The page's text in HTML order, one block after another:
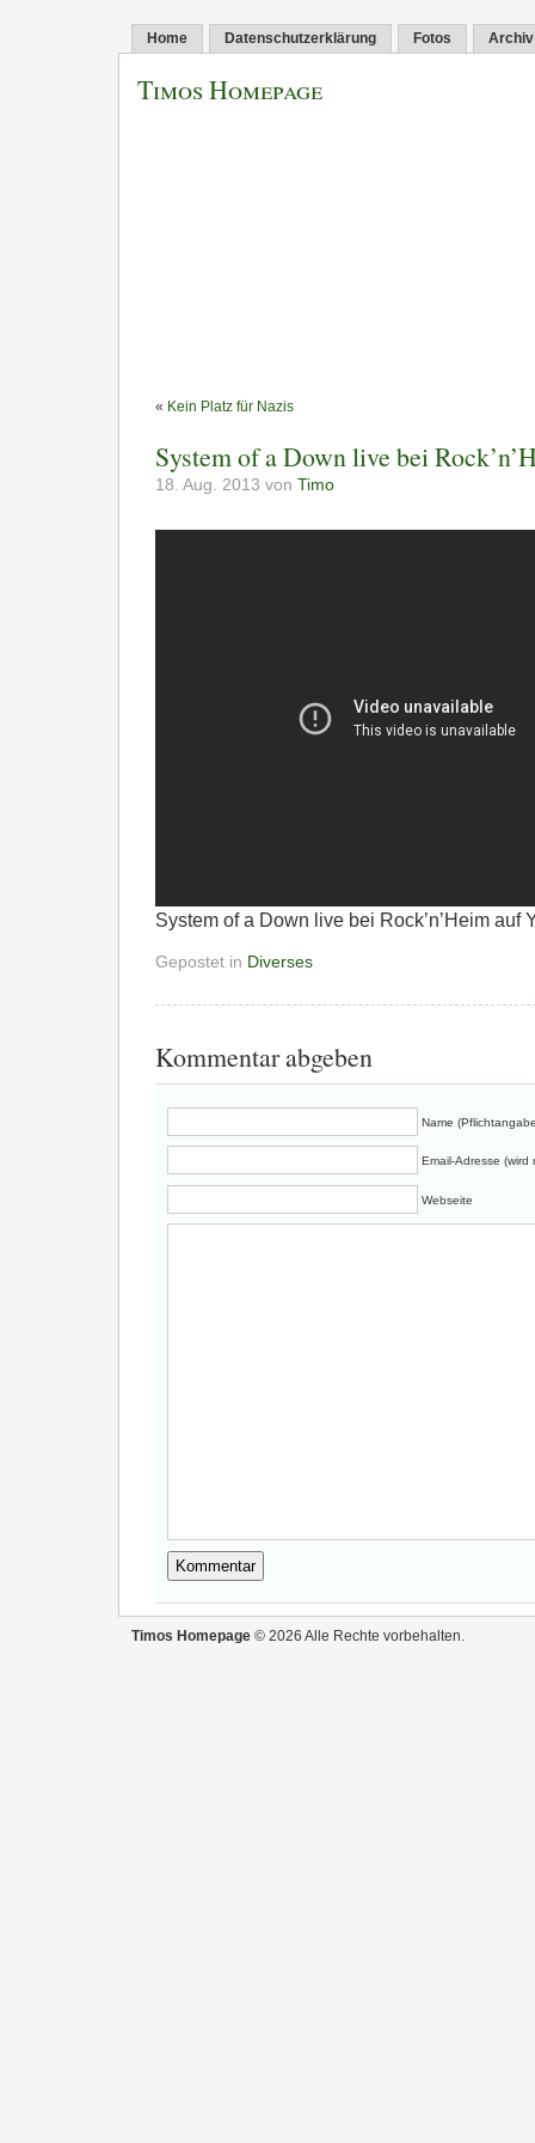
Home Datenschutzerklärung Fotos Archiv
Timos Homepage
« Kein Platz für Nazis
System of a Down live bei
18. Aug. 2013 von Timo
System of a Down live bei Rock’n’Heim auf
Gepostet in Diverses
Kommentar abgeben
Name
Email-Adresse
Webseite
Timos Homepage © 2026 Alle Rechte vorbehalten.